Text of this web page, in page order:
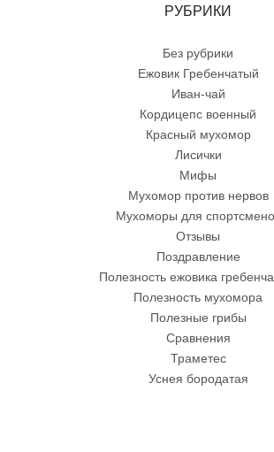
РУБРИКИ
Без рубрики
Ежовик Гребенчатый
Иван-чай
Кордицепс военный
Красный мухомор
Лисички
Мифы
Мухомор против нервов
Мухоморы для
Отзывы
Поздравление
Полезность ежовика
Полезность мухомора
Полезные грибы
Сравнения
Траметес
Уснея бородатая